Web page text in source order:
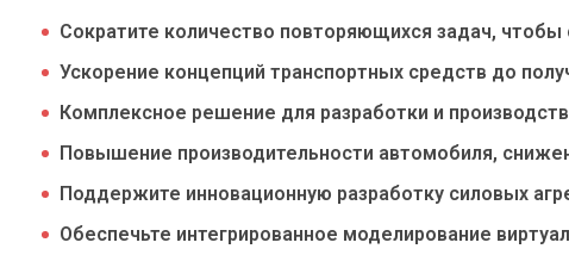
Сократите количество повторяющихся задач,
Ускорение концепций транспортных средств до
Комплексное решение для разработки и
Повышение производительности автомобиля,
Поддержите инновационную разработку силовых
Обеспечьте интегрированное моделирование